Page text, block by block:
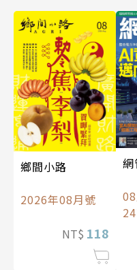
鄉間小路
2026年08月號
NT$ 118
網